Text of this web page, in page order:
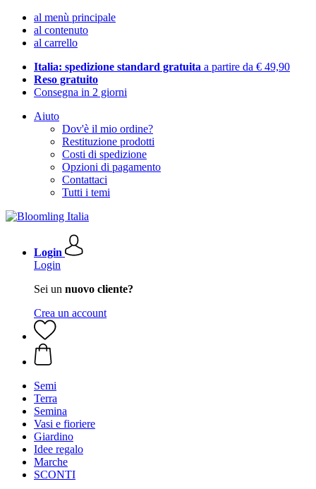
al menù principale
al contenuto
al carrello
Italia: spedizione standard gratuita a partire da € 49,90
Reso gratuito
Consegna in 2 giorni
Aiuto
Dov'è il mio ordine?
Restituzione prodotti
Costi di spedizione
Opzioni di pagamento
Contattaci
Tutti i temi
Login
Login
Sei un nuovo cliente?
Crea un account
Semi
Terra
Semina
Vasi e fioriere
Giardino
Idee regalo
Marche
SCONTI